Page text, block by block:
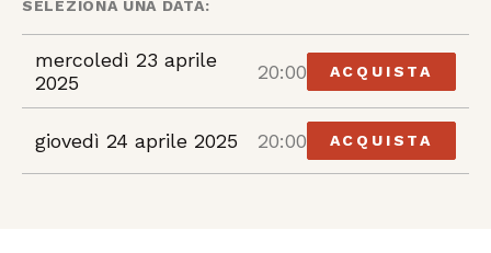
SELEZIONA UNA DATA:
mercoledì 23 aprile
2025
20:00 ACQUISTA
giovedì 24 aprile 2025 20:00 ACQUISTA